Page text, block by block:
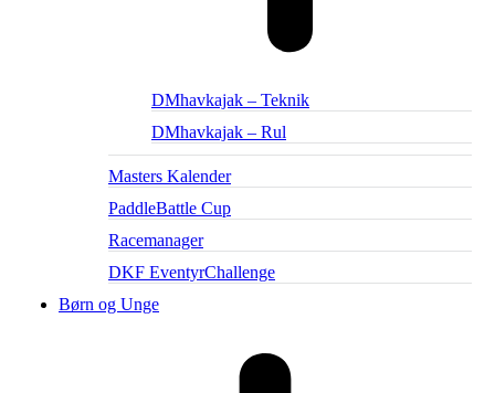
DMhavkajak – Teknik
DMhavkajak – Rul
Masters Kalender
PaddleBattle Cup
Racemanager
DKF EventyrChallenge
Børn og Unge